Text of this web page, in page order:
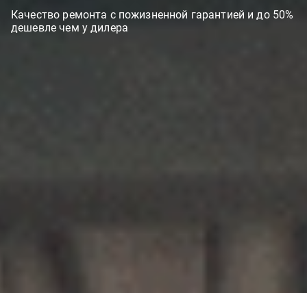
Качество ремонта с пожизненной гарантией и до 50%
дешевле чем у дилера